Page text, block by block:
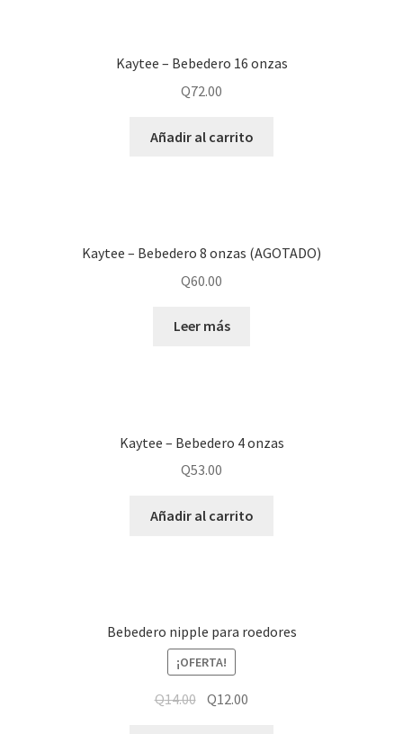
Kaytee – Bebedero 16 onzas
Q72.00
Añadir al carrito
Kaytee – Bebedero 8 onzas (AGOTADO)
Q60.00
Leer más
Kaytee – Bebedero 4 onzas
Q53.00
Añadir al carrito
Bebedero nipple para roedores
¡OFERTA!
Q14.00 Q12.00